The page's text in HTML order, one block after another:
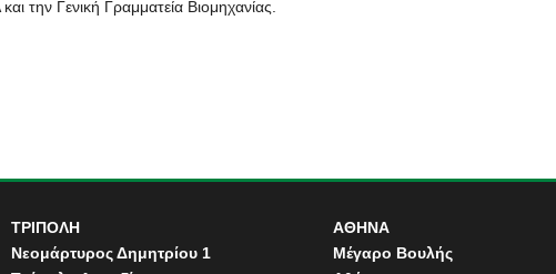
την Γενική Γραμματεία Βιομηχανίας.
ΤΡΙΠΟΛΗ
Νεομάρτυρος Δημητρίου 1
ΑΘΗΝΑ
Μέγαρο Βουλής